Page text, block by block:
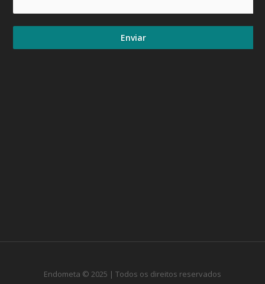
Enviar
Endometa © 2025 | Todos os direitos reservados